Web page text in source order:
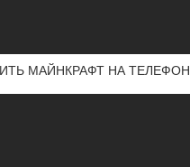
МАЙНКРАФТ НА ТЕЛЕФОН